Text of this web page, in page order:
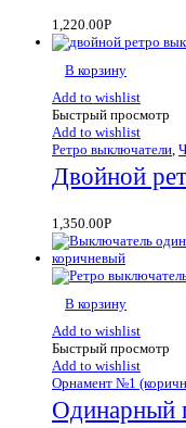
1,220.00Р
В корзину
Add to wishlist
Быстрый просмотр
Add to wishlist
Ретро выключатели,
Двойной
1,350.00Р
В корзину
Add to wishlist
Быстрый просмотр
Add to wishlist
Орнамент №1
Одинарный